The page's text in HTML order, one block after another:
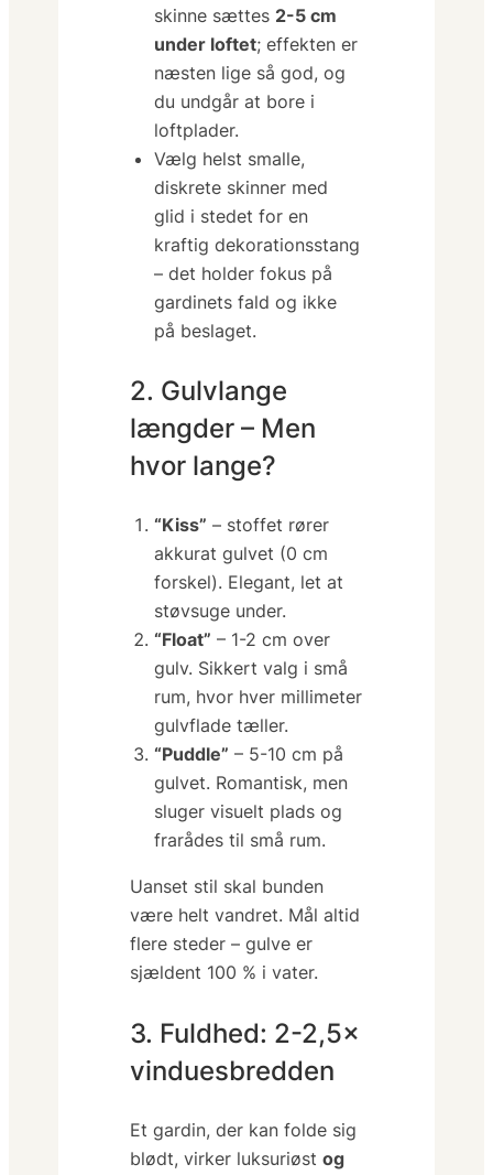
skinne sættes 2-5 cm
under loftet; effekten er
næsten lige så god, og
du undgår at bore i
loftplader.
Vælg helst smalle,
diskrete skinner med
glid i stedet for en
kraftig dekorationsstang
– det holder fokus på
gardinets fald og ikke
på beslaget.
2. Gulvlange
længder – Men
hvor lange?
“Kiss” – stoffet rører
akkurat gulvet (0 cm
forskel). Elegant, let at
støvsuge under.
“Float” – 1-2 cm over
gulv. Sikkert valg i små
rum, hvor hver millimeter
gulvflade tæller.
“Puddle” – 5-10 cm på
gulvet. Romantisk, men
sluger visuelt plads og
frarådes til små rum.
Uanset stil skal bunden
være helt vandret. Mål altid
flere steder – gulve er
sjældent 100 % i vater.
3. Fuldhed: 2-2,5×
vinduesbredden
Et gardin, der kan folde sig
blødt, virker luksuriøstog